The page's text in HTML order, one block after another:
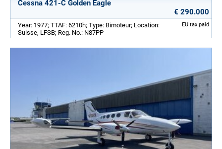
Cessna 421-C Golden Eagle
€ 290.000
EU tax paid
Year: 1977; TTAF: 6210h; Type: Bimoteur; Location:
Suisse, LFSB; Reg. No.: N87PP